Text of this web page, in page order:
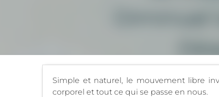
Simple et naturel, le mouvement libre
corporel et tout ce qui se passe en nous.